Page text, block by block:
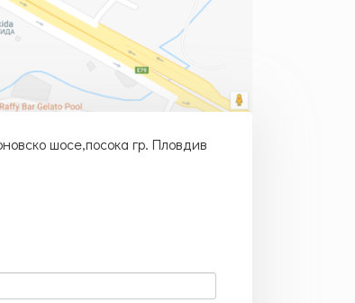
шосе,посока гр. Пловдив